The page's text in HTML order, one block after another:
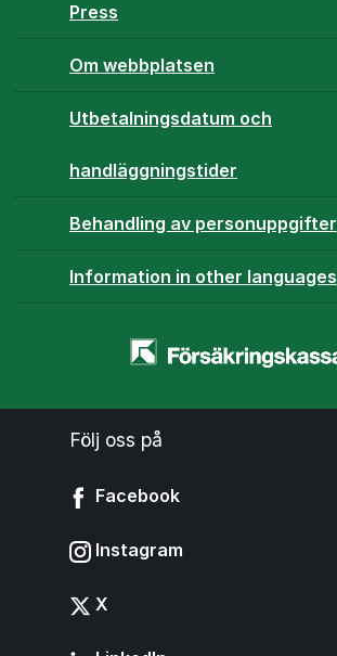
Press
Om webbplatsen
Utbetalningsdatum och
handläggningstider
Behandling av personuppgifter
Information in other languages
Startsidan
Följ oss på
Facebook
Instagram
X